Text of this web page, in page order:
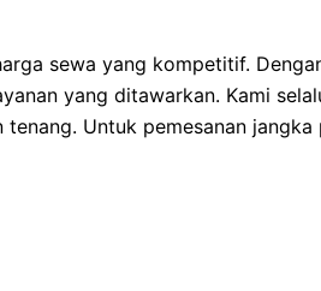
sewa yang kompetitif.
yang ditawarkan. Kami
Untuk pemesanan